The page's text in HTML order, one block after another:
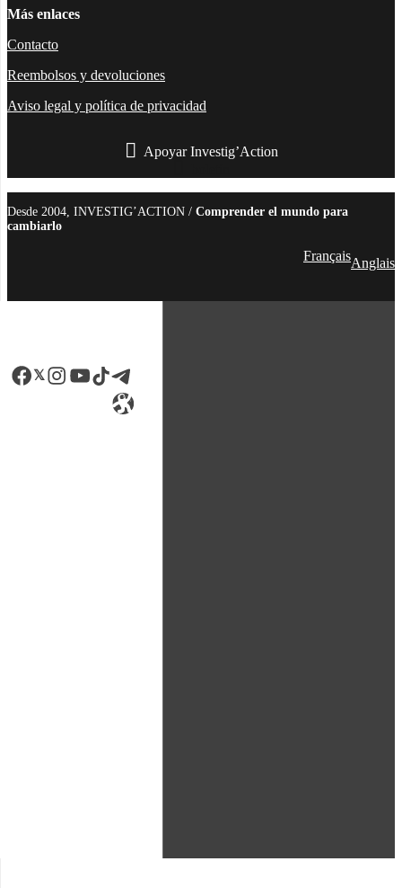
Más enlaces
Contacto
Reembolsos y devoluciones
Aviso legal y política de privacidad
Apoyar Investig’Action
Desde 2004, INVESTIG’ACTION / Comprender el mundo para
cambiarlo
FrançaisAnglais
Facebook
LinkedIn
Instagram
YouTube
TikTok
Telegram
Enlace